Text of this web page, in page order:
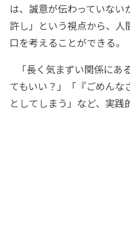
は、誠意が伝わっていない
許し」という視点から、
口を考えることができる。
「長く気まずい関係にあ
てもいい？」「『ごめんな
としてしまう」など、実践